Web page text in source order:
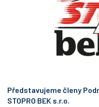
Představujeme členy
STOPRO BEK s.r.o.